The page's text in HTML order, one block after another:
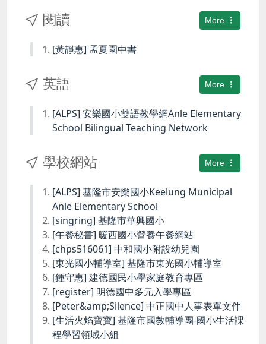
More
閱讀
[黃靜惠] 孟夏園中書
More
英語
[ALPS] 安樂國小雙語教學網Anle Elementary
School Bilingual Teaching Network
More
學校網站
[ALPS] 基隆市安樂國小Keelung Municipal
Anle Elementary School
[singring] 基隆市華興國小
[午餐秘書] 暖西國小營養午餐網站
[chps516061] 中和國小附設幼兒園
[東光國小輔導室] 基隆市東光國小輔導室
[鍾守惠] 建德國民小學家庭教育專區
[register] 明德國中多元入學專區
[Peter&amp;Silence] 中正國中人事表單文件
[生活火焰寶寶] 基隆市國教輔導團-國小生活課
程學習領域小組